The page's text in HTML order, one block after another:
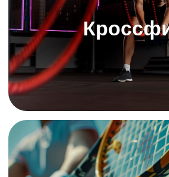
И другим
Получить персональную презентацию